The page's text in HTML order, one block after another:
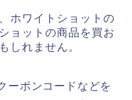
ホワイトショットの
ョットの商品を買お
しれません。
ーポンコードなどを